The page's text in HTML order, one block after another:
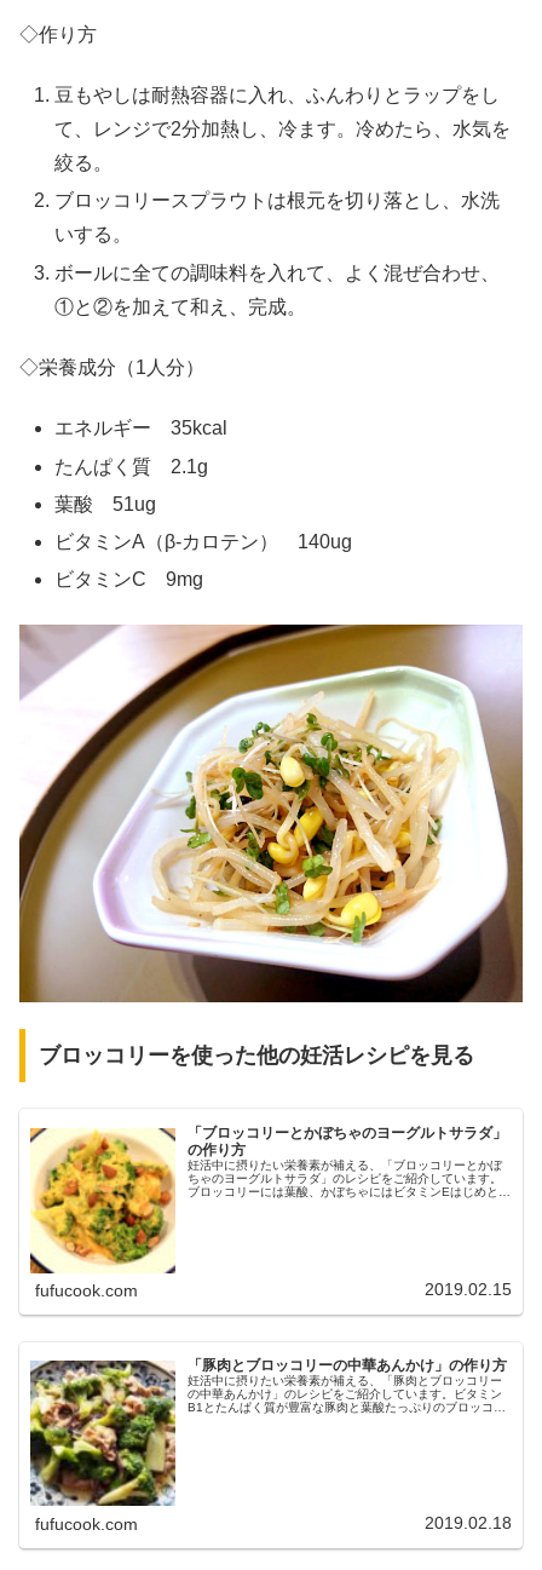
◇作り方
豆もやしは耐熱容器に入れ、ふんわりとラップをし
て、レンジで2分加熱し、冷ます。冷めたら、水気を
絞る。
ブロッコリースプラウトは根元を切り落とし、水洗
いする。
ボールに全ての調味料を入れて、よく混ぜ合わせ、
①と②を加えて和え、完成。
◇栄養成分（1人分）
エネルギー 35kcal
たんぱく質 2.1g
葉酸 51ug
ビタミンA（β-カロテン） 140ug
ビタミンC 9mg
ブロッコリーを使った他の妊活レシピを見る
「ブロッコリーとかぼちゃのヨーグルトサラダ」
の作り方
妊活中に摂りたい栄養素が補える、「ブロッコリーとかぼ
ちゃのヨーグルトサラダ」のレシピをご紹介しています。
ブロッコリーには葉酸、かぼちゃにはビタミンEはじめとし
fufucook.com 2019.02.15
「豚肉とブロッコリーの中華あんかけ」の作り方
妊活中に摂りたい栄養素が補える、「豚肉とブロッコリー
の中華あんかけ」のレシピをご紹介しています。ビタミン
B1とたんぱく質が豊富な豚肉と葉酸たっぷりのブロッコリ
fufucook.com 2019.02.18